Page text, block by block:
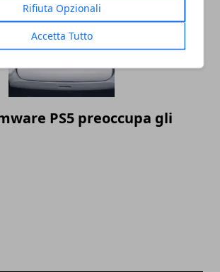
Rifiuta Opzionali
Accetta Tutto
PS5 preoccupa gli